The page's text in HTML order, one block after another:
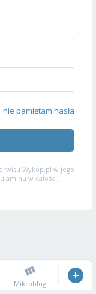
nie pamiętam hasła
Wykop.pl w jego
w całości,
Mikroblog